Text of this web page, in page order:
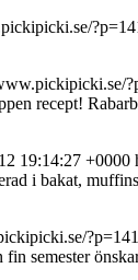
recept!
19:14:27 +0000
i bakat,
semester